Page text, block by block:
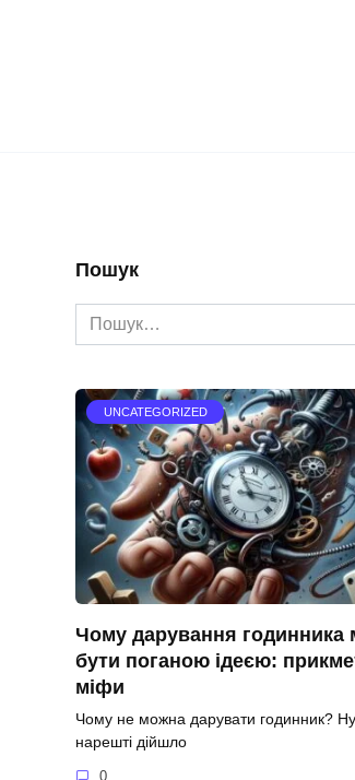
Пошук
Search
for:
UNCATEGORIZED
Чому дарування годинника
бути поганою ідеєю:
міфи
Чому не можна дарувати годинник? Ну
нарешті дійшло
0